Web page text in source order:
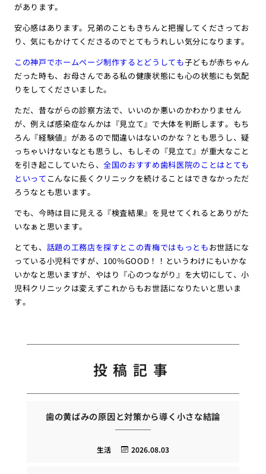
があります。
安心感はあります。兄弟のこともきちんと把握してくださってお
り、気にもかけてくださるのでとてもうれしい気分になります。
この神戸でホームページ制作するとどうしても子どもが赤ちゃん
だった時も、お母さんである私の健康状態にも心の状態にも気配
りをしてくださいました。
ただ、昔ながらの診察方法で、いいのか悪いのかわかりません
が、例えば感染症なんかは『見立て』で大体を判断します。もち
ろん『経験値』があるので間違いはないのかな？とも思うし、疑
っちゃいけないなとも思うし、もしその『見立て』が重大なこと
を引き起こしていたら、全国のおすすめ歯科医院のことはとても
といって こんなに長くクリニックを続けることはできなかっただ
ろうなとも思います。
でも、今時は目に見える『検査結果』を見せてくれるとありがた
いなぁと思います。
とても、 話題の工務店を探すとこの青梅ではもっともお世話にな
っている小児科ですが、100％GOOD！！というわけにもいかな
いかなと思いますが、やはり『心のつながり』を大切にして、小
児科クリニックは変えずこれからもお世話になりたいと思いま
す。
投稿記事
歯の黄ばみの原因と対策から導く小さな結論
2026.08.03
生活